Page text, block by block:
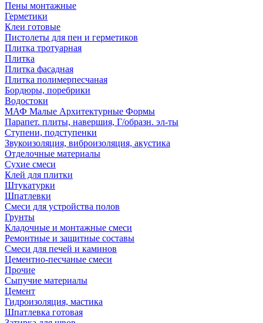
Пены монтажные
Герметики
Клеи готовые
Пистолеты для пен и герметиков
Плитка тротуарная
Плитка
Плитка фасадная
Плитка полимерпесчаная
Бордюры, поребрики
Водостоки
МАФ Малые Архитектурные Формы
Парапет. плиты, навершия, Г/образн. эл-ты
Ступени, подступенки
Звукоизоляция, виброизоляция, акустика
Отделочные материалы
Сухие смеси
Клей для плитки
Штукатурки
Шпатлевки
Смеси для устройства полов
Грунты
Кладочные и монтажные смеси
Ремонтные и защитные составы
Смеси для печей и каминов
Цементно-песчаные смеси
Прочие
Сыпучие материалы
Цемент
Гидроизоляция, мастика
Шпатлевка готовая